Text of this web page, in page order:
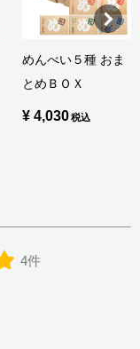
めんべい５種 おま
とめＢＯＸ
¥ 4,030
4件